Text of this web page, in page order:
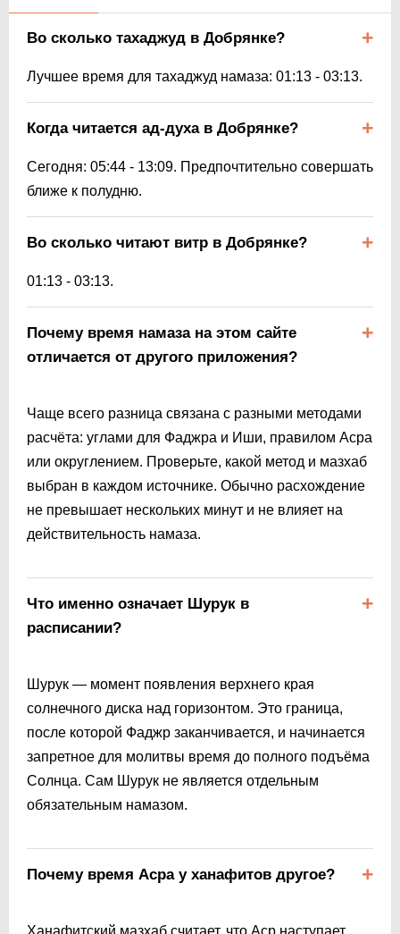
Во сколько тахаджуд в Добрянке?
Лучшее время для тахаджуд намаза: 01:13 - 03:13.
Когда читается ад-духа в Добрянке?
Сегодня: 05:44 - 13:09. Предпочтительно совершать
ближе к полудню.
Во сколько читают витр в Добрянке?
01:13 - 03:13.
Почему время намаза на этом сайте
отличается от другого приложения?
Чаще всего разница связана с разными методами
расчёта: углами для Фаджра и Иши, правилом Асра
или округлением. Проверьте, какой метод и мазхаб
выбран в каждом источнике. Обычно расхождение
не превышает нескольких минут и не влияет на
действительность намаза.
Что именно означает Шурук в
расписании?
Шурук — момент появления верхнего края
солнечного диска над горизонтом. Это граница,
после которой Фаджр заканчивается, и начинается
запретное для молитвы время до полного подъёма
Солнца. Сам Шурук не является отдельным
обязательным намазом.
Почему время Асра у ханафитов другое?
Ханафитский мазхаб считает, что Аср наступает,